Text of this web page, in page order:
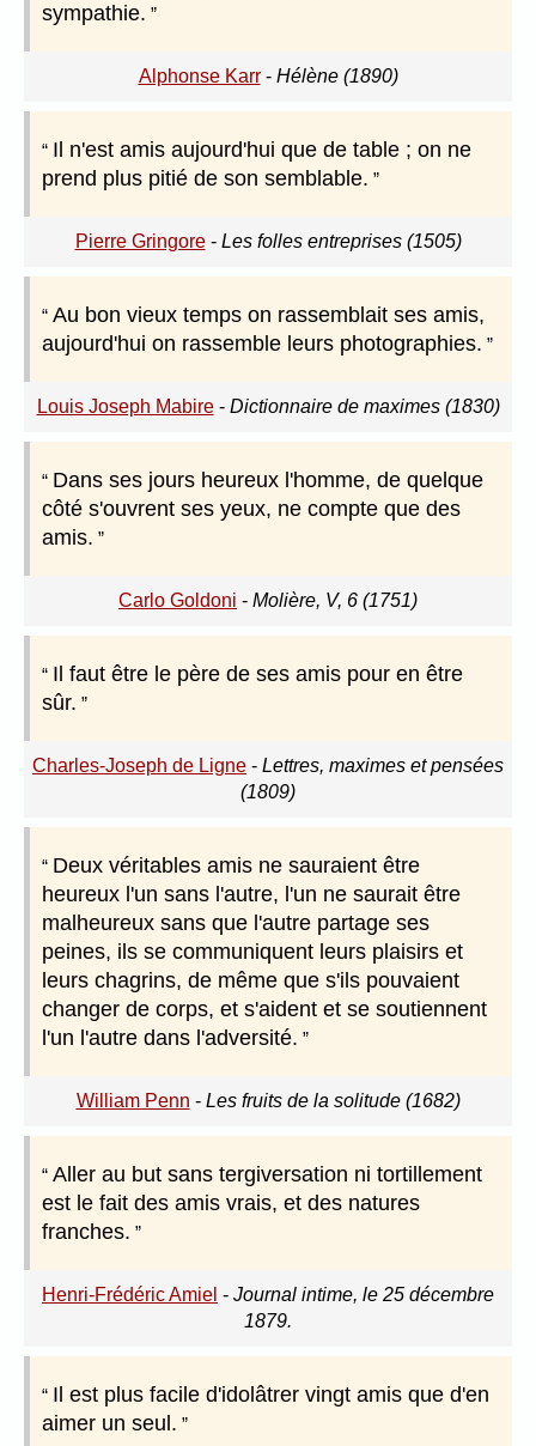
sympathie.
Alphonse Karr- Hélène (1890)
Il n'est amis aujourd'hui que de table ; on ne
prend plus pitié de son semblable.
Pierre Gringore- Les folles entreprises (1505)
Au bon vieux temps on rassemblait ses amis,
aujourd'hui on rassemble leurs photographies.
Louis Joseph Mabire- Dictionnaire de maximes (1830)
Dans ses jours heureux l'homme, de quelque
côté s'ouvrent ses yeux, ne compte que des
amis.
Carlo Goldoni - Molière, V, 6 (1751)
Il faut être le père de ses amis pour en être
sûr.
Charles-Joseph de Ligne - Lettres, maximes et pensées
(1809)
Deux véritables amis ne sauraient être
heureux l'un sans l'autre, l'un ne saurait être
malheureux sans que l'autre partage ses
peines, ils se communiquent leurs plaisirs et
leurs chagrins, de même que s'ils pouvaient
changer de corps, et s'aident et se soutiennent
l'un l'autre dans l'adversité.
William Penn - Les fruits de la solitude (1682)
Aller au but sans tergiversation ni tortillement
est le fait des amis vrais, et des natures
franches.
Henri-Frédéric Amiel - Journal intime, le 25 décembre
1879.
Il est plus facile d'idolâtrer vingt amis que d'en
aimer un seul.